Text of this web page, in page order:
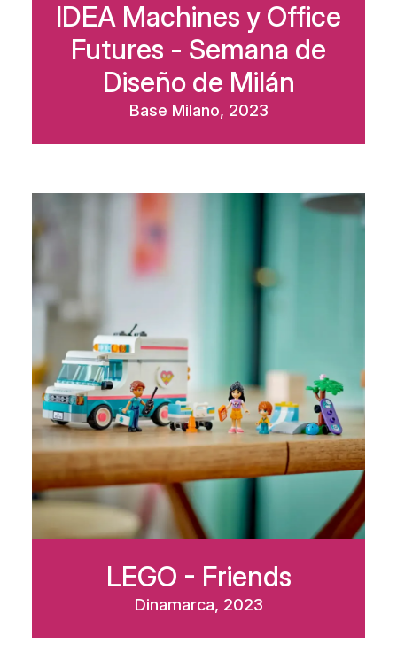
IDEA Machines y Office
Futures - Semana de
Diseño de Milán
Base Milano, 2023
LEGO - Friends
Dinamarca, 2023